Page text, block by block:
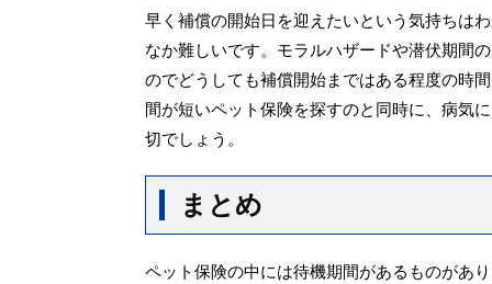
早く補償の開始日を迎えたいという気持ちは
なか難しいです。モラルハザードや潜伏期間
のでどうしても補償開始まではある程度の時
間が短いペット保険を探すのと同時に、病気
切でしょう。
まとめ
ペット保険の中には待機期間があるものがあ